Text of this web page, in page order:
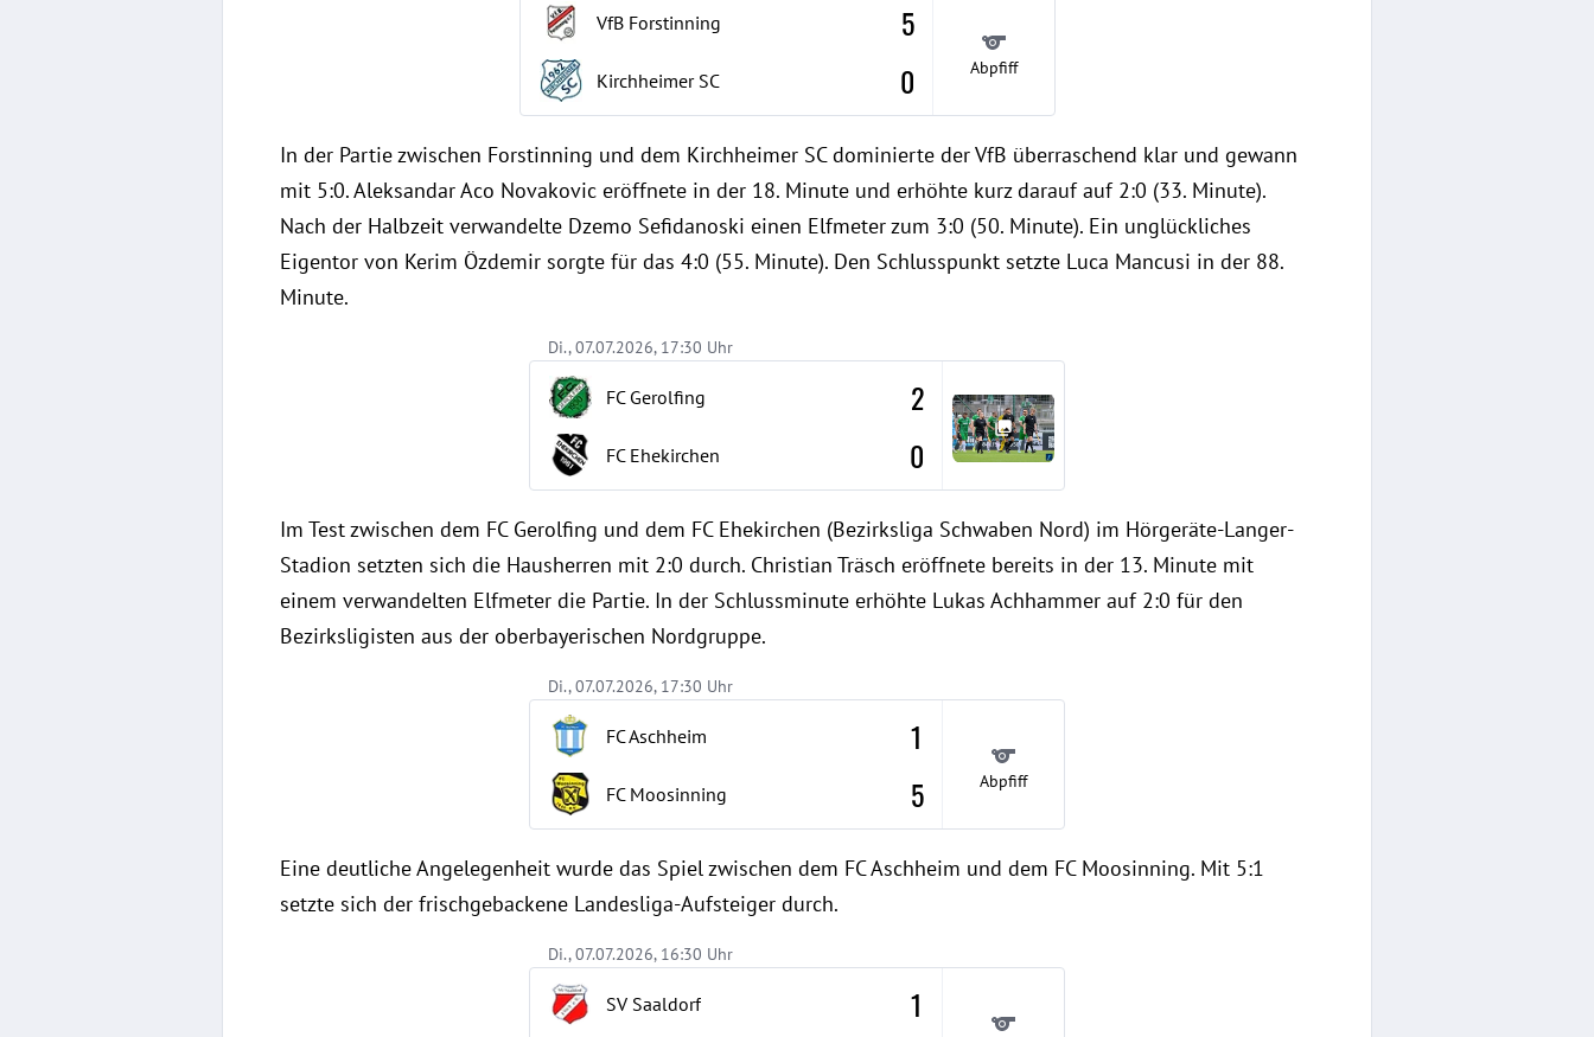
VfB Forstinning
Kirchheimer SC
5
0
Abpfiff
In der Partie zwischen Forstinning und dem Kirchheimer SC dominierte der VfB überraschend klar und gewann
mit 5:0. Aleksandar Aco Novakovic eröffnete in der 18. Minute und erhöhte kurz darauf auf 2:0 (33. Minute).
Nach der Halbzeit verwandelte Dzemo Sefidanoski einen Elfmeter zum 3:0 (50. Minute). Ein unglückliches
Eigentor von Kerim Özdemir sorgte für das 4:0 (55. Minute). Den Schlusspunkt setzte Luca Mancusi in der 88.
Minute.
Di., 07.07.2026, 17:30 Uhr
FC Gerolfing
FC Ehekirchen
2
0
Im Test zwischen dem FC Gerolfing und dem FC Ehekirchen (Bezirksliga Schwaben Nord) im Hörgeräte-Langer-
Stadion setzten sich die Hausherren mit 2:0 durch. Christian Träsch eröffnete bereits in der 13. Minute mit
einem verwandelten Elfmeter die Partie. In der Schlussminute erhöhte Lukas Achhammer auf 2:0 für den
Bezirksligisten aus der oberbayerischen Nordgruppe.
Di., 07.07.2026, 17:30 Uhr
FC Aschheim
FC Moosinning
1
5
Abpfiff
Eine deutliche Angelegenheit wurde das Spiel zwischen dem FC Aschheim und dem FC Moosinning. Mit 5:1
setzte sich der frischgebackene Landesliga-Aufsteiger durch.
Di., 07.07.2026, 16:30 Uhr
SV Saaldorf
1